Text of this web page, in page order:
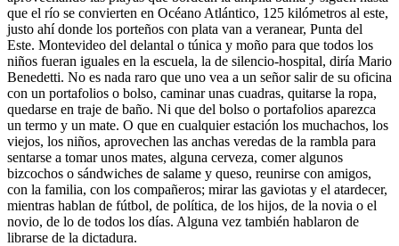
que el río se convierten en Océano Atlántico, 125 kilómetros al este,
justo ahí donde los porteños con plata van a veranear, Punta del
Este. Montevideo del delantal o túnica y moño para que todos los
niños fueran iguales en la escuela, la de silencio-hospital, diría Mario
Benedetti. No es nada raro que uno vea a un señor salir de su oficina
con un portafolios o bolso, caminar unas cuadras, quitarse la ropa,
quedarse en traje de baño. Ni que del bolso o portafolios aparezca
un termo y un mate. O que en cualquier estación los muchachos, los
viejos, los niños, aprovechen las anchas veredas de la rambla para
sentarse a tomar unos mates, alguna cerveza, comer algunos
bizcochos o sándwiches de salame y queso, reunirse con amigos,
con la familia, con los compañeros; mirar las gaviotas y el atardecer,
mientras hablan de fútbol, de política, de los hijos, de la novia o el
novio, de lo de todos los días. Alguna vez también hablaron de
librarse de la dictadura.